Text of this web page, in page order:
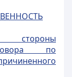
стороны
по